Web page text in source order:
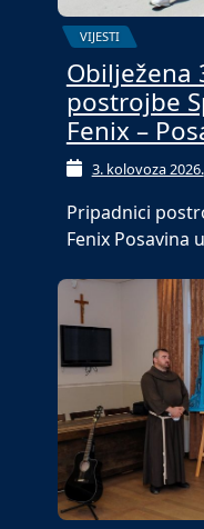
VIJESTI
Obilježena
postrojbe
Fenix –
3. kolovoza 2026.
Pripadnici
Fenix Posavina